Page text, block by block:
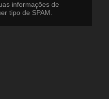
informações de
tipo de SPAM.